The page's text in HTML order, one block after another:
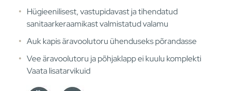
Hügieenilisest, vastupidavast ja tihendatud
sanitaarkeraamikast valmistatud valamu
Auk kapis äravoolutoru ühenduseks põrandasse
Vee äravoolutoru ja põhjaklapp ei kuulu komplekti
Vaata lisatarvikuid